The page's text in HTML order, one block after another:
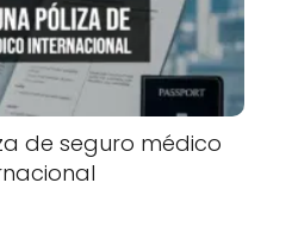
de seguro médico